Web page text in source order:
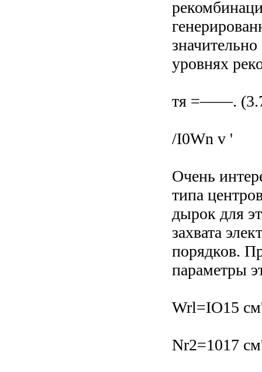
уровнях
тя =——.
/I0Wn v '
Очень
типа
дырок для
захвата
порядков.
параметры
Wrl=IO15
Nr2=1017